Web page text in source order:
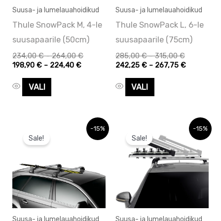
Suusa- ja lumelauahoidikud
Thule SnowPack M, 4-le
suusapaarile (50cm)
234,00€ – 264,00€
198,90€ – 224,40€
VALI
saab
teha
tootelehel.
Suusa- ja lumelauahoidikud
Thule SnowPack L, 6-le
suusapaarile (75cm)
285,00€ – 315,00€
242,25 € – 267,75 €
VALI
saab
teha
tootelehel.
-15%
Sale!
Suusa- ja lumelauahoidikud
hind
on:
-15%
Sale!
Suusa- ja lumelauahoidikud
335,00 €
kuni
366,00 €
284,75 €
kuni
311,10 €
tootel
on
mitu
Valikuid
saab